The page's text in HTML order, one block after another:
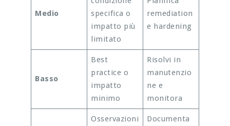
Medio
specifica o
impatto più
limitato
remediation
e hardening
Basso
Best
practice o
impatto
minimo
Risolvi in
manutenzio
ne e
monitora
Osservazioni
Documenta